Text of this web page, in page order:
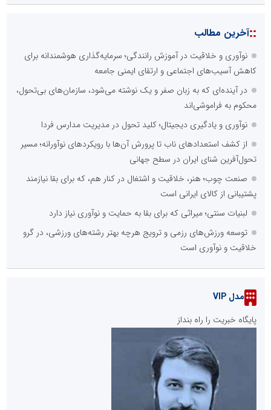
::آخرین مطالب
نوآوری و خلاقیت در آموزش رانندگی؛ سرمایه‌گذاری هوشمندانه برای
کاهش آسیب‌های اجتماعی و ارتقای ایمنی جامعه
در آینده‌ای که به زبان صفر و یک نوشته می‌شود، سازمان‌های بی‌تحول،
محکوم به فراموشی‌اند
نوآوری و یادگیری دیجیتال؛ کلید تحول در مدیریت مدارس فردا
از کشف استعدادهای ناب تا پرورش آن‌ها با رویکردهای نوآورانه؛ مسیر
تحول‌آفرین شنای ایران در سطح جهانی
صنعت چوب؛ هنر، خلاقیت و اشتغال در کنار هم، که برای بقا نیازمند
پشتیبانی از کالای ایرانی است
لبنیات سنتی؛ میراثی که برای بقا به حمایت و نوآوری نیاز دارد
توسعه ورزش‌های رزمی و ترویج هرچه بهتر رشته‌های ورزشی، در گرو
خلاقیت و نوآوری است
مدل VIP
پایگاه خبریت را راه بنداز